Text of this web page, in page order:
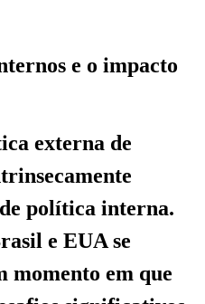
e o impacto
externa de
política interna.
e EUA se
momento em que